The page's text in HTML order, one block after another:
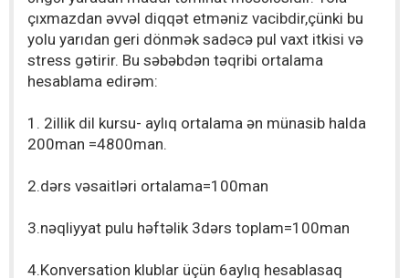
çıxmazdan əvvəl diqqət etməniz vacibdir,çünki bu
yolu yarıdan geri dönmək sadəcə pul vaxt itkisi və
stress gətirir. Bu səbəbdən təqribi ortalama
hesablama edirəm:
1. 2illik dil kursu- aylıq ortalama ən münasib halda
200man =4800man.
2.dərs vəsaitləri ortalama=100man
3.nəqliyyat pulu həftəlik 3dərs toplam=100man
4.Konversation klublar üçün 6aylıq hesablasaq